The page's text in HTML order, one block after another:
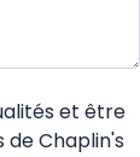
et être
Chaplin's